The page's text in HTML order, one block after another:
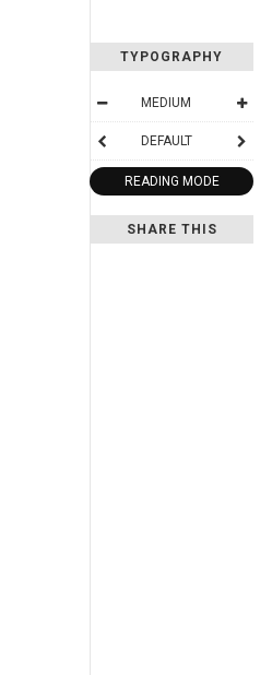
TYPOGRAPHY
MEDIUM
DEFAULT
READING MODE
SHARE THIS